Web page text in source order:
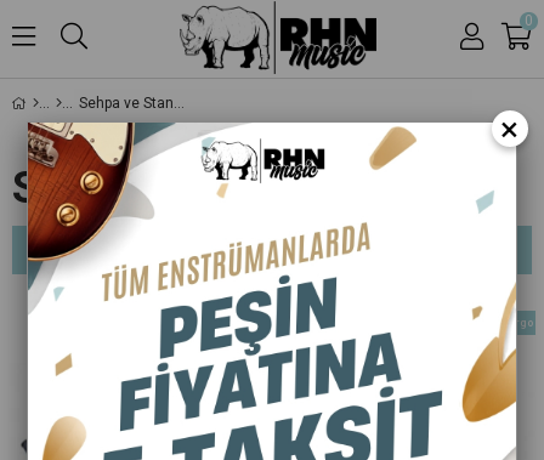
0
Sehpa ve Standlar
SEHPA VE STANDLAR
Ücretsiz Kargo Ücretsiz Kargo
×